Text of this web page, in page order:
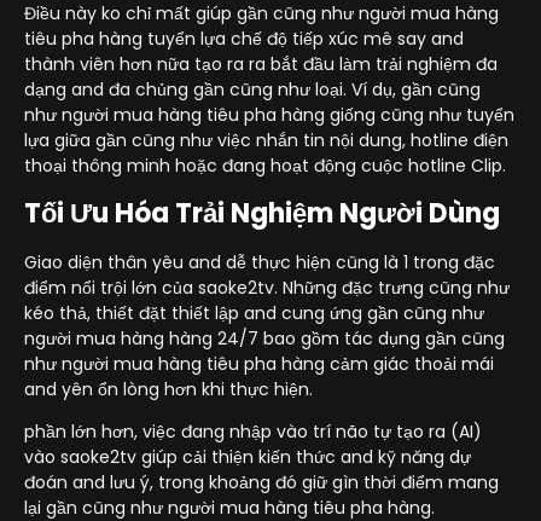
Điều này ko chỉ mất giúp gần cũng như người mua hàng
tiêu pha hàng tuyển lựa chế độ tiếp xúc mê say and
thành viên hơn nữa tạo ra ra bắt đầu làm trải nghiệm đa
dạng and đa chủng gần cũng như loại. Ví dụ, gần cũng
như người mua hàng tiêu pha hàng giống cũng như tuyển
lựa giữa gần cũng như việc nhắn tin nội dung, hotline điện
thoại thông minh hoặc đang hoạt động cuộc hotline Clip.
Tối Ưu Hóa Trải Nghiệm Người Dùng
Giao diện thân yêu and dễ thực hiện cũng là 1 trong đặc
điểm nổi trội lớn của saoke2tv. Những đặc trưng cũng như
kéo thả, thiết đặt thiết lập and cung ứng gần cũng như
người mua hàng hàng 24/7 bao gồm tác dụng gần cũng
như người mua hàng tiêu pha hàng cảm giác thoải mái
and yên ổn lòng hơn khi thực hiện.
phần lớn hơn, việc đang nhập vào trí não tự tạo ra (AI)
vào saoke2tv giúp cải thiện kiến thức and kỹ năng dự
đoán and lưu ý, trong khoảng đó giữ gìn thời điểm mang
lại gần cũng như người mua hàng tiêu pha hàng.